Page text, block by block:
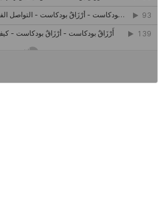
مركز جروان للثقافة والفنون | نموذج